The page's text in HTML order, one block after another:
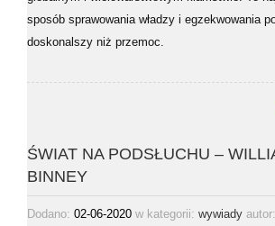
sposób sprawowania władzy i egzekwowania
doskonalszy niż przemoc.
ŚWIAT NA PODSŁUCHU –
BINNEY
Dodano: 02-06-2020w kategorii: wywiadyautor: